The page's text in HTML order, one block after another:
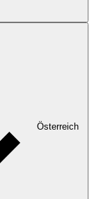
Österreich